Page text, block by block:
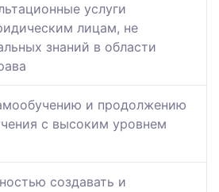
услуги
лицам, не
знаний в области
и продолжению
с высоким уровнем
создавать и